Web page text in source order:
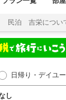
民泊 吉栄につい
日帰り・デイユ
し